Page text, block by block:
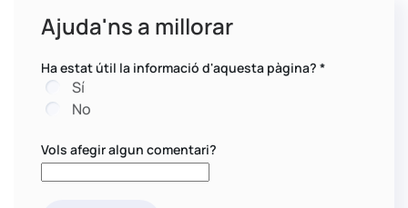
Ajuda'ns a millorar
Ha estat útil la informació d'aquesta pàgina? *
Sí
No
Vols afegir algun comentari?